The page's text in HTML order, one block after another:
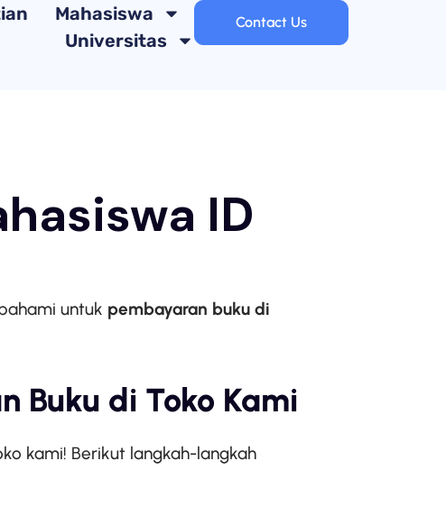
Mahasiswa
Universitas
Contact Us
ID
untuk pembayaran buku di
Buku di Toko Kami
kami! Berikut langkah-langkah